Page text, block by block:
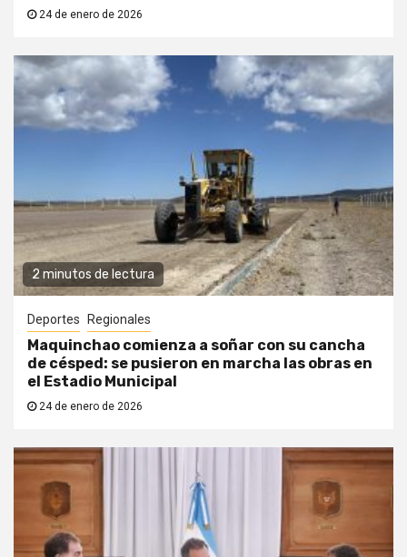
24 de enero de 2026
2 minutos de lectura
Deportes Regionales
Maquinchao comienza a soñar con su cancha
de césped: se pusieron en marcha las obras en
el Estadio Municipal
24 de enero de 2026